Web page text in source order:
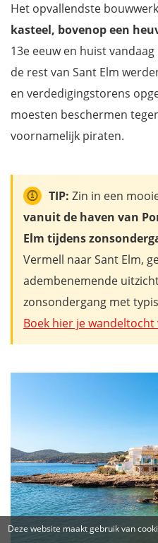
Het opvallendste
kasteel, bovenop een
13e eeuw en huist
de rest van Sant Elm
en verdedigingstorens
moesten beschermen
voornamelijk piraten.
TIP:Zin in een
vanuit de haven van
Elm tijdens
Vermell naar Sant Elm,
adembenemende
zonsondergang met
Boek hier je
Deze website maakt gebruik van